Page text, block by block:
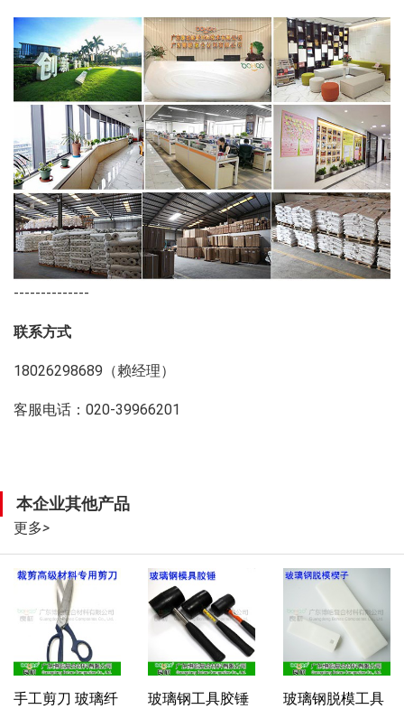
--------------
联系方式
18026298689（赖经理）
客服电话：020-39966201
本企业其他产品
更多>
手工剪刀 玻璃纤
玻璃钢工具胶锤
玻璃钢脱模工具